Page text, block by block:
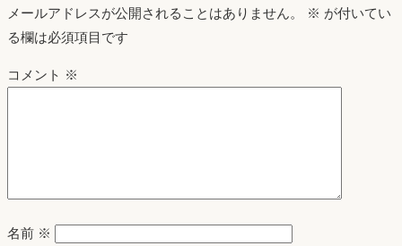
メールアドレスが公開されることはありません。 ※ が付いてい
る欄は必須項目です
コメント ※
名前 ※